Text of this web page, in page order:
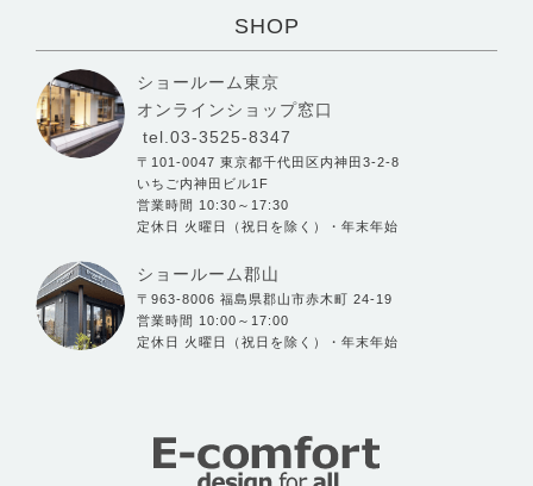
SHOP
ショールーム東京
オンラインショップ窓口
tel.03-3525-8347
〒101-0047 東京都千代田区内神田3-2-8
いちご内神田ビル1F
営業時間 10:30～17:30
定休日 火曜日（祝日を除く）・年末年始
ショールーム郡山
〒963-8006 福島県郡山市赤木町 24-19
営業時間 10:00～17:00
定休日 火曜日（祝日を除く）・年末年始